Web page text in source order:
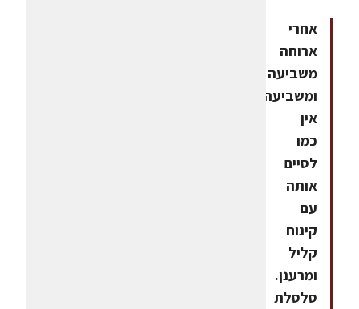
אחרי
ארוחה
משביעה
ומשביעה
אין
כמו
לסיים
אותה
עם
קינוח
קליל
ומרענן.
סלסלת